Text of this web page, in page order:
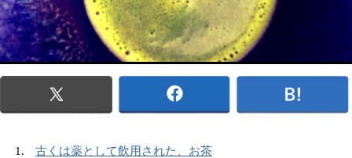
古くは薬として飲用された、お茶